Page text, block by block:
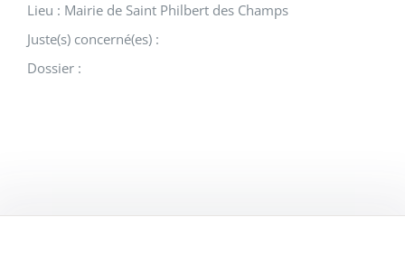
Lieu : Mairie de Saint Philbert des Champs
Juste(s) concerné(es) :
Dossier :